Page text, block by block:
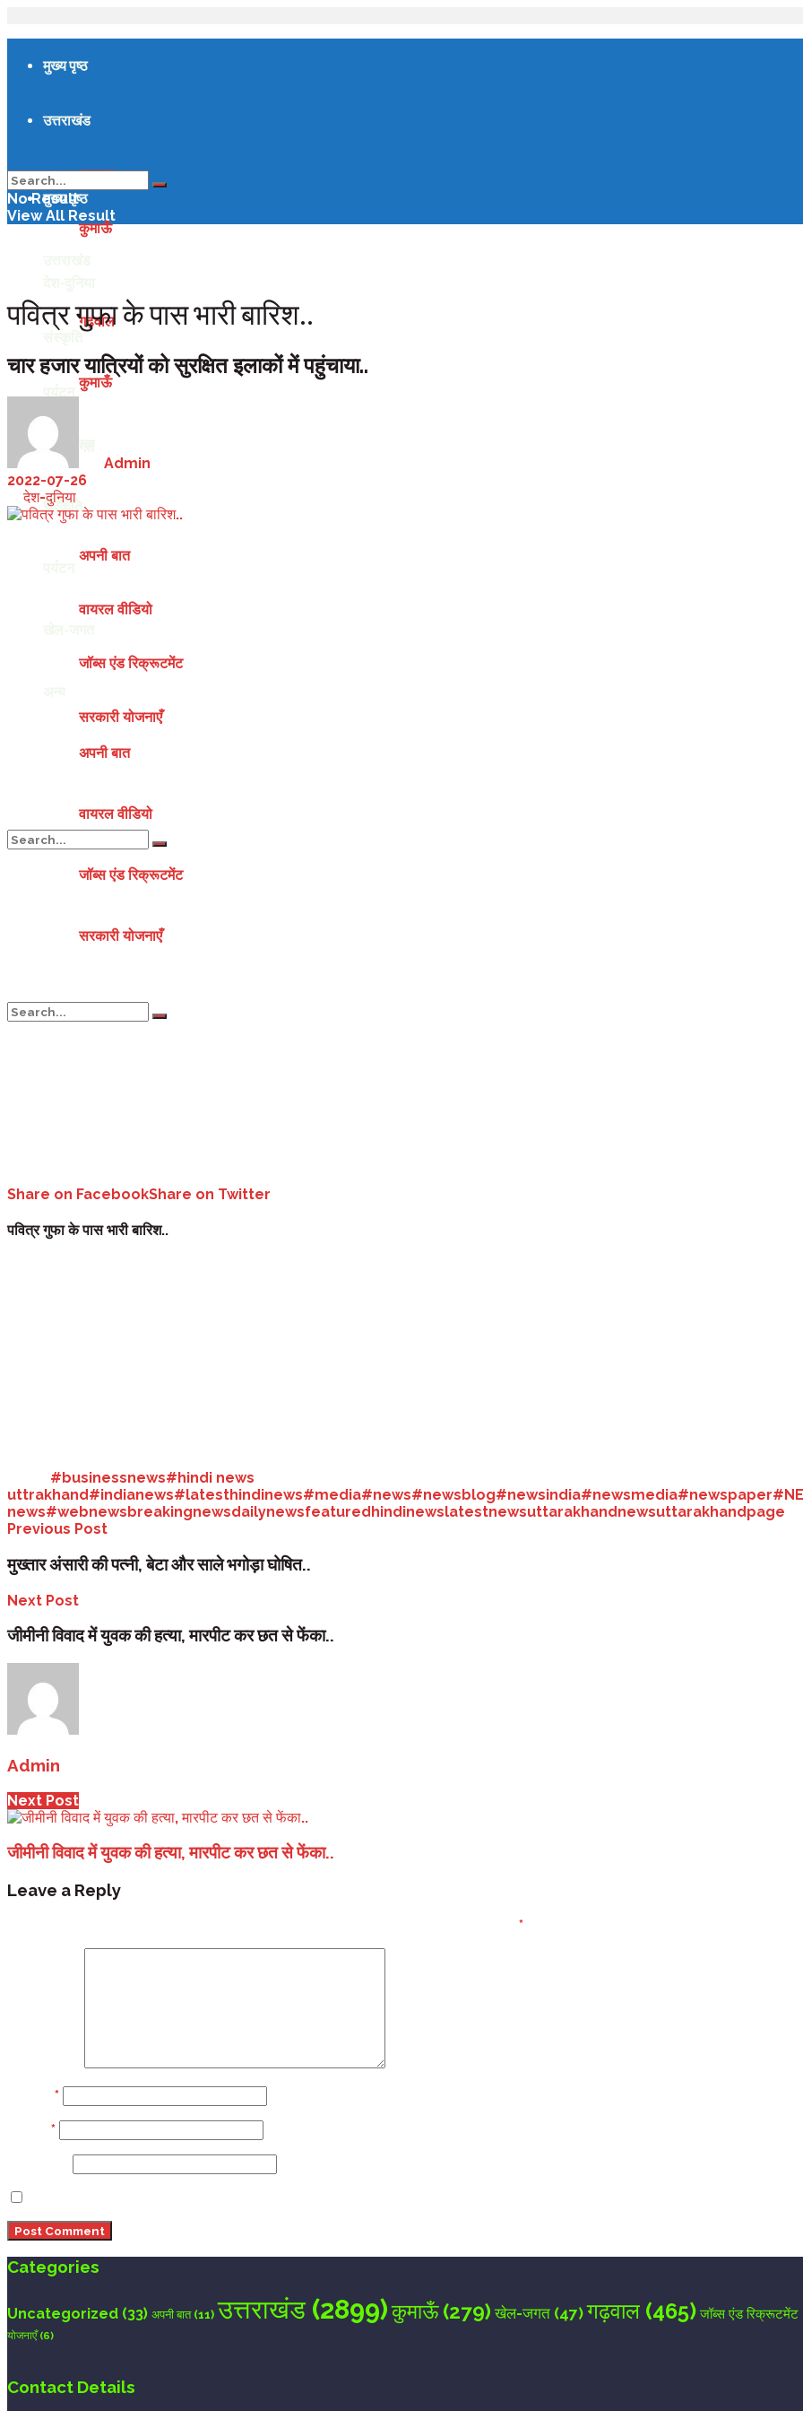
मुख्य पृष्ठ
उत्तराखंड
गढ़वाल
कुमाऊँ
पर्यटन
खेल-जगत
अन्य
अपनी बात
वायरल वीडियो
जॉब्स एंड रिक्रूटमेंट
सरकारी योजनाएँ
View All Result
मुख्य पृष्ठ
गढ़वाल
कुमाऊँ
देश-दुनिया
संस्कृति
अपनी बात
वायरल वीडियो
जॉब्स एंड रिक्रूटमेंट
सरकारी योजनाएँ
No Result
View All Result
पवित्र गुफा के पास भारी बारिश..
चार हजार यात्रियों को सुरक्षित इलाकों में पहुंचाया..
Admin
2022-07-26
देश-दुनिया
Share on FacebookShare on Twitter
पवित्र गुफा के पास भारी बारिश..
#businessnews#hindi news
uttrakhand#indianews#latesthindinews#media#news#newsblog#newsindia#newsmedia#newspaper
news#webnews breakingnewsdailynewsfeatured hindinewslatestnewsuttarakhandnewsuttarakhandpage
Previous Post
मुख्तार अंसारी की पत्नी, बेटा और साले भगोड़ा घोषित..
Next Post
जीमीनी विवाद में युवक की हत्या, मारपीट कर छत से फेंका..
Admin
Next Post
जीमीनी विवाद में युवक की हत्या, मारपीट कर छत से फेंका..
Leave a Reply
*
*
*
Categories
Uncategorized (33) अपनी बात(11) उत्तराखंड (2899)कुमाऊँ(279) खेल-जगत (47) गढ़वाल (465) जॉब्स एंड रिक्रूटमेंट
योजनाएँ(6)
Contact Details